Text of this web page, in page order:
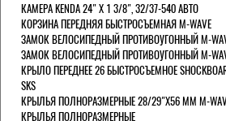
КАМЕРА KENDA 24" Х 1 3/8", 32/37-540 АВТО
КОРЗИНА ПЕРЕДНЯЯ БЫСТРОСЪЕМНАЯ M-WAVE
ЗАМОК ВЕЛОСИПЕДНЫЙ ПРОТИВОУГОННЫЙ M-
ЗАМОК ВЕЛОСИПЕДНЫЙ ПРОТИВОУГОННЫЙ M-
КРЫЛО ПЕРЕДНЕЕ 26 БЫСТРОСЪЕМНОЕ
SKS
КРЫЛЬЯ ПОЛНОРАЗМЕРНЫЕ 28/29"Х56 ММ M-
КРЫЛЬЯ ПОЛНОРАЗМЕРНЫЕ